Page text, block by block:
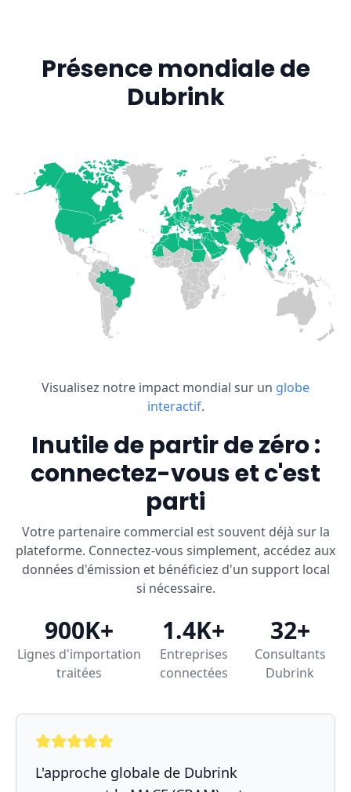
Présence mondiale de
Dubrink
Visualisez notre impact mondial sur un globe
interactif.
Inutile de partir de zéro :
connectez-vous et c'est
parti
Votre partenaire commercial est souvent déjà sur la
plateforme. Connectez-vous simplement, accédez aux
données d'émission et bénéficiez d'un support local
si nécessaire.
900K+
Lignes d'importation
traitées
1.4K+
Entreprises
connectées
32+
Consultants
Dubrink
L'approche globale de Dubrink